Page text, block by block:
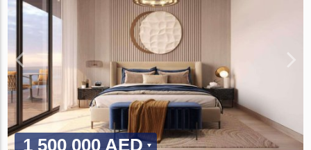
1 500 000 AED